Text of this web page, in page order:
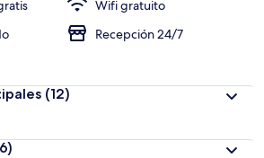
Wifi gratuito
Recepción 24/7
(12)